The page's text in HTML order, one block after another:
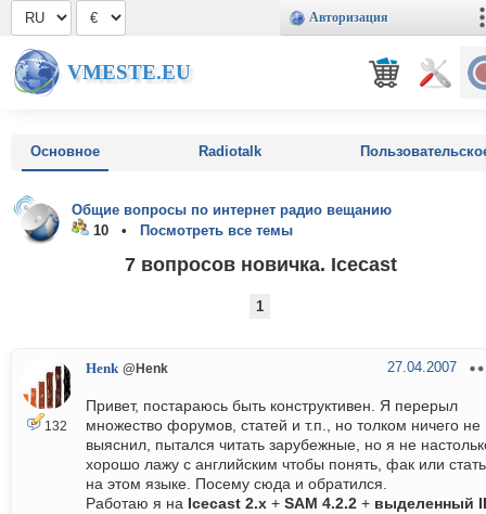
Авторизация
VMESTE.EU
Основное Radiotalk
Общие вопросы по интернет радио вещанию
10 •
Посмотреть все темы
7 вопросов новичка. Icecast
1
132
Henk @Henk 27.04.2007
Привет, постараюсь быть конструктивен. Я перерыл
множество форумов, статей и т.п., но толком ничего не
выяснил, пытался читать зарубежные, но я не
хорошо лажу с английским чтобы понять, фак или
на этом языке. Посему сюда и обратился.
Работаю я на Icecast 2.x + SAM 4.2.2 + выделенный